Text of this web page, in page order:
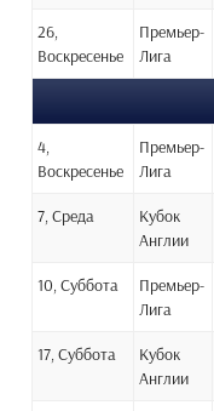
26,
Воскресенье
Премьер-
Лига
4,
Воскресенье
Премьер-
Лига
7, Среда
Кубок
Англии
10, Суббота
Премьер-
Лига
17, Суббота
Кубок
Англии